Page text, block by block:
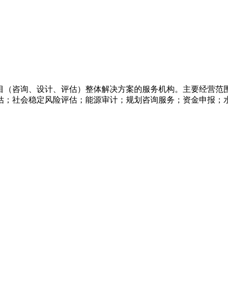
咨询、设计、评估）整体解决方案的服务机构。主要经营
社会稳定风险评估；能源审计；规划咨询服务；资金申报；